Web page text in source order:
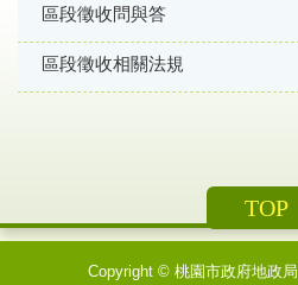
區段徵收問與答
區段徵收相關法規
TOP
Copyright © 桃園市政府地政局